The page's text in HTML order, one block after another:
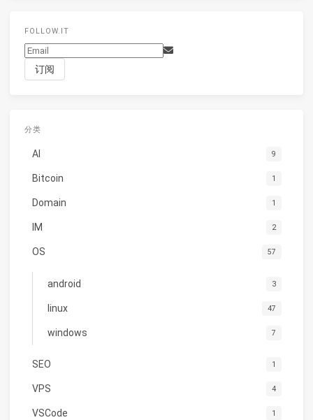
FOLLOW.IT
分类
AI 9
Bitcoin 1
Domain 1
IM 2
OS 57
android 3
linux 47
windows 7
SEO 1
VPS 4
VSCode 1